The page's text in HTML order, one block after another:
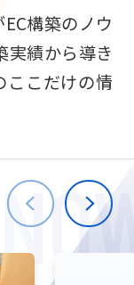
W2
会社情報
TW
構築のノウ
実績から導き
ここだけの情